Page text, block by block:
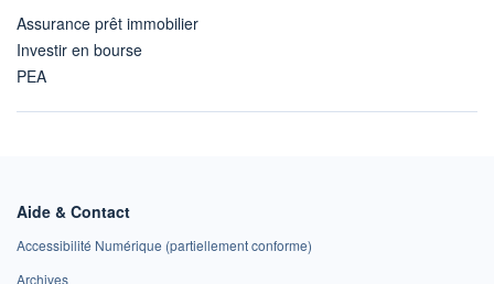
Assurance prêt immobilier
Investir en bourse
PEA
Aide & Contact
Accessibilité Numérique (partiellement conforme)
Archives